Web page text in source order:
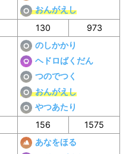
おんがえし
130 973
のしかかり
ヘドロばくだん
つのでつく
おんがえし
やつあたり
156 1575
あなをほる